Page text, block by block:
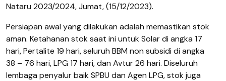
Nataru 2023/2024, Jumat, (15/12/2023).
Persiapan awal yang dilakukan adalah memastikan stok
aman. Ketahanan stok saat ini untuk Solar di angka 17
hari, Pertalite 19 hari, seluruh BBM non subsidi di angka
38 – 76 hari, LPG 17 hari, dan Avtur 26 hari. Diseluruh
lembaga penyalur baik SPBU dan Agen LPG, stok juga